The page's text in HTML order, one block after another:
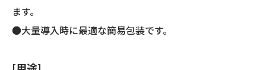
ます。
●大量導入時に最適な簡易包装です。